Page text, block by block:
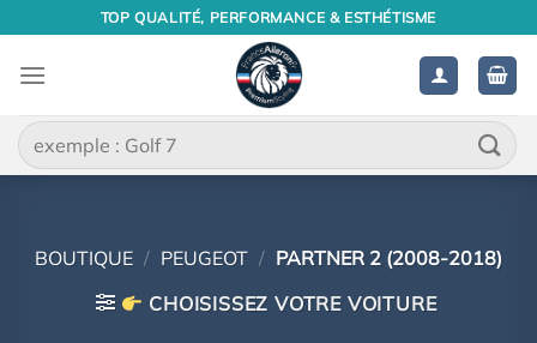
contenu
TOP QUALITÉ, PERFORMANCE & ESTHÉTISME
Recherche
pour :
BOUTIQUE / PEUGEOT / PARTNER 2 (2008-2018)
CHOISISSEZ VOTRE VOITURE